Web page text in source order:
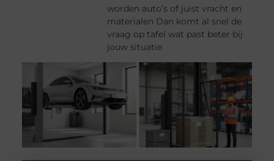
worden auto’s of juist vracht en
materialen Dan komt al snel de
vraag op tafel wat past beter bij
jouw situatie